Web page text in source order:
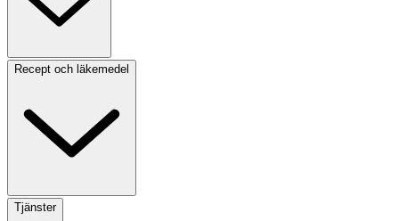
Recept och läkemedel
Tjänster